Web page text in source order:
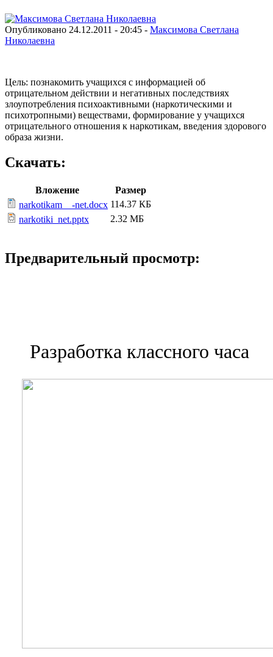
Опубликовано 24.12.2011 - 20:45 - Максимова Светлана
Николаевна
Цель: познакомить учащихся с информацией об
отрицательном действии и негативных последствиях
злоупотребления психоактивными (наркотическими и
психотропными) веществами, формирование у учащихся
отрицательного отношения к наркотикам, введения здорового
образа жизни.
Скачать:
Вложение
Размер
narkotikam__-net.docx 114.37 КБ
narkotiki_net.pptx
2.32 МБ
Предварительный просмотр:
Разработка классного часа